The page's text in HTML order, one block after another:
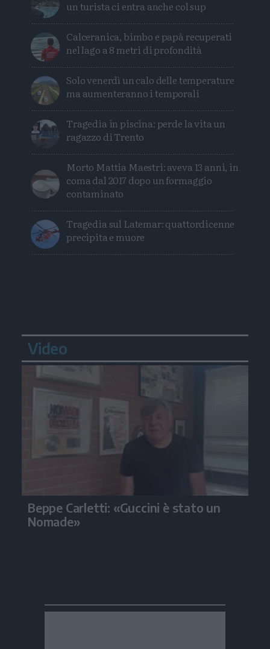
un turista ci entra anche col sup
Calceranica, bimbo e papà recuperati
nel lago a 8 metri di profondità
Solo venerdì un calo delle temperature
ma aumenteranno i temporali
Tragedia in piscina: perde la vita un
ragazzo di Trento
Morto Mattia Maestri: aveva 13 anni, in
coma dal 2017 dopo un formaggio
contaminato
Tragedia sul Latemar: quattordicenne
precipita e muore
Video
Beppe Carletti: «Guccini è stato un
Nomade»